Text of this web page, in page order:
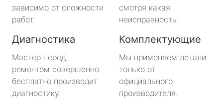
зависимо от сложности
работ.
смотря какая
неисправность.
Диагностика
Мастер перед
ремонтом совершенно
бесплатно производит
диагностику.
Комплектующие
Мы применяем детали
только от
официального
производителя.